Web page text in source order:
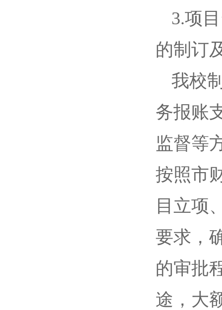
3.项
的制订
我校
务报账
监督等
按照市
目立项
要求，
的审批
途，大